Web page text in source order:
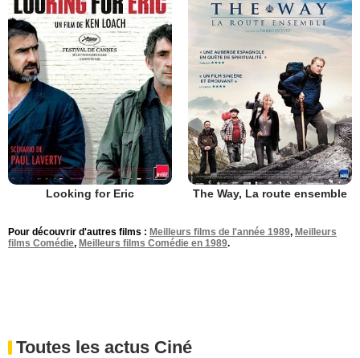
Looking for Eric The Way, La route ensemble
Pour découvrir d'autres films : Meilleurs films de l'année 1989, Meilleurs
films Comédie, Meilleurs films Comédie en 1989.
Toutes les actus Ciné